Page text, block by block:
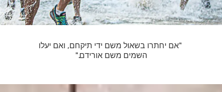
"אם יחתרו בשאול משם ידי תיקחם, ואם יעלו
השמים משם אורידם."